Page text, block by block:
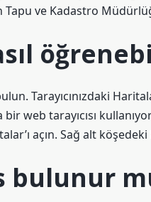
ve Kadastro
Tarayıcınızdaki
web tarayıcısı
açın. Sağ alt
bulunur